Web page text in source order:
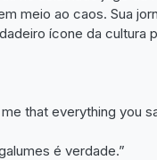
meio ao caos. Sua
ícone da cultura
that everything you
é verdade.”